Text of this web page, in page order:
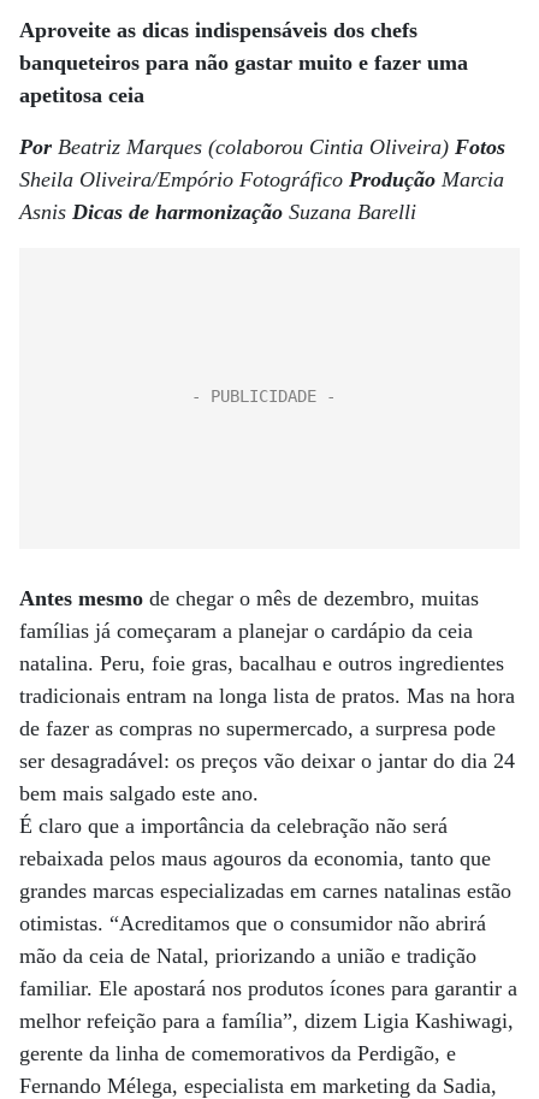
Aproveite as dicas indispensáveis dos chefs
banqueteiros para não gastar muito e fazer uma
apetitosa ceia
Por Beatriz Marques (colaborou Cintia Oliveira) Fotos
Sheila Oliveira/Empório Fotográfico Produção Marcia
Asnis Dicas de harmonização Suzana Barelli
Antes mesmo de chegar o mês de dezembro, muitas
famílias já começaram a planejar o cardápio da ceia
natalina. Peru, foie gras, bacalhau e outros ingredientes
tradicionais entram na longa lista de pratos. Mas na hora
de fazer as compras no supermercado, a surpresa pode
ser desagradável: os preços vão deixar o jantar do dia 24
bem mais salgado este ano.
É claro que a importância da celebração não será
rebaixada pelos maus agouros da economia, tanto que
grandes marcas especializadas em carnes natalinas estão
otimistas. “Acreditamos que o consumidor não abrirá
mão da ceia de Natal, priorizando a união e tradição
familiar. Ele apostará nos produtos ícones para garantir a
melhor refeição para a família”, dizem Ligia Kashiwagi,
gerente da linha de comemorativos da Perdigão, e
Fernando Mélega, especialista em marketing da Sadia,